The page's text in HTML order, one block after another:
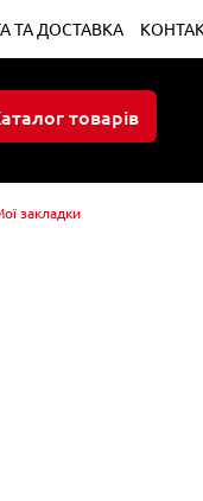
ТА ДОСТАВКА
товарів
закладки